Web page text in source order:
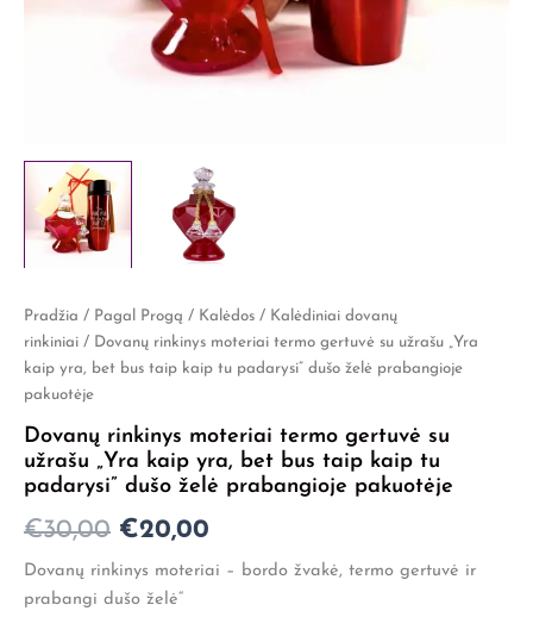
Pradžia / Pagal Progą / Kalėdos / Kalėdiniai dovanų
rinkiniai / Dovanų rinkinys moteriai termo gertuvė su užrašu „Yra
kaip yra, bet bus taip kaip tu padarysi” dušo želė prabangioje
pakuotėje
Dovanų rinkinys moteriai termo gertuvė su
užrašu „Yra kaip yra, bet bus taip kaip tu
padarysi” dušo želė prabangioje pakuotėje
€30,00
Original
price
€30,00.
€20,00
Current
price
€20,00.
Dovanų rinkinys moteriai – bordo žvakė, termo gertuvė ir
prabangi dušo želė“